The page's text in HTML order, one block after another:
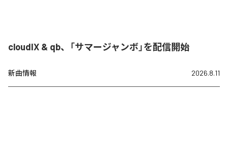
cloudIX & qb、「サマージャンボ」を配信開始
新曲情報 2026.8.11